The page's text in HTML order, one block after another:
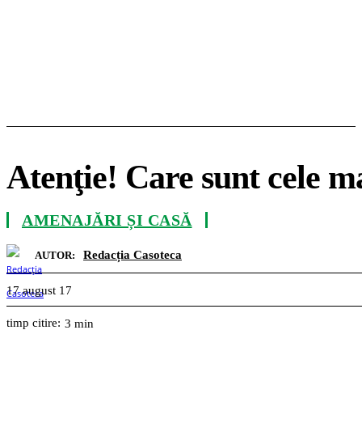
Atenţie! Care sunt cele
AMENAJĂRI ȘI CASĂ
AUTOR: Redacția Casoteca
17 august 17
timp citire: 3 min